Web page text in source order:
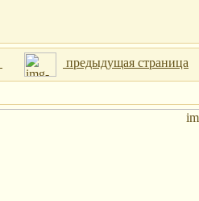
предыдущая страница